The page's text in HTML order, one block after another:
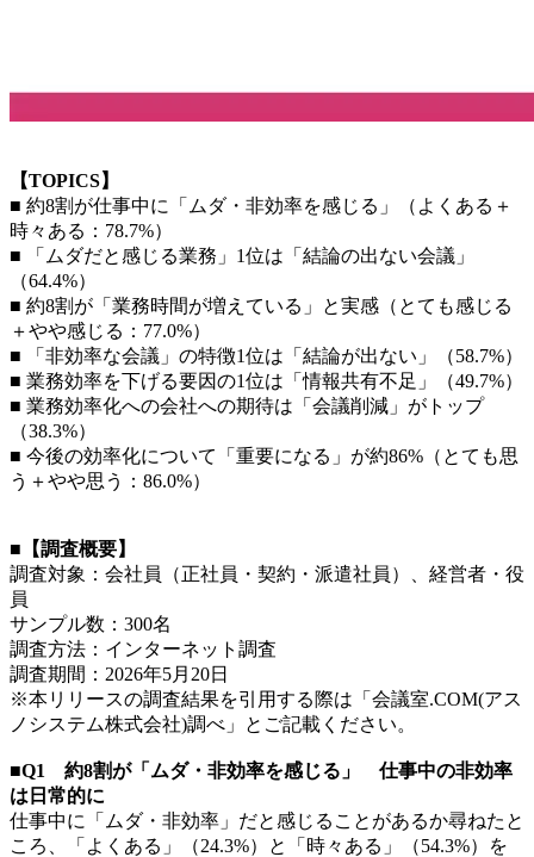
【TOPICS】
■ 約8割が仕事中に「ムダ・非効率を感じる」（よくある＋
時々ある：78.7%）
■ 「ムダだと感じる業務」1位は「結論の出ない会議」
（64.4%）
■ 約8割が「業務時間が増えている」と実感（とても感じる
＋やや感じる：77.0%）
■ 「非効率な会議」の特徴1位は「結論が出ない」（58.7%）
■ 業務効率を下げる要因の1位は「情報共有不足」（49.7%）
■ 業務効率化への会社への期待は「会議削減」がトップ
（38.3%）
■ 今後の効率化について「重要になる」が約86%（とても思
う＋やや思う：86.0%）
■【調査概要】
調査対象：会社員（正社員・契約・派遣社員）、経営者・役
員
サンプル数：300名
調査方法：インターネット調査
調査期間：2026年5月20日
※本リリースの調査結果を引用する際は「会議室.COM(アス
ノシステム株式会社)調べ」とご記載ください。
■Q1 約8割が「ムダ・非効率を感じる」 仕事中の非効率
は日常的に
仕事中に「ムダ・非効率」だと感じることがあるか尋ねたと
ころ、「よくある」（24.3%）と「時々ある」（54.3%）を